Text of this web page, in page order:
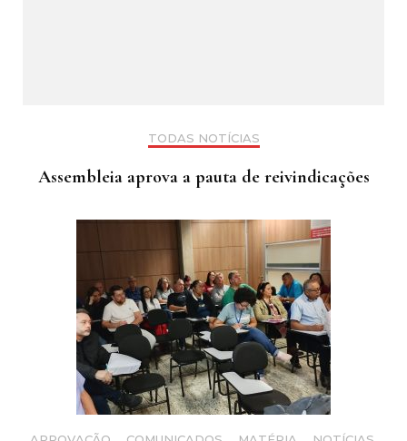
TODAS NOTÍCIAS
Assembleia aprova a pauta de reivindicações